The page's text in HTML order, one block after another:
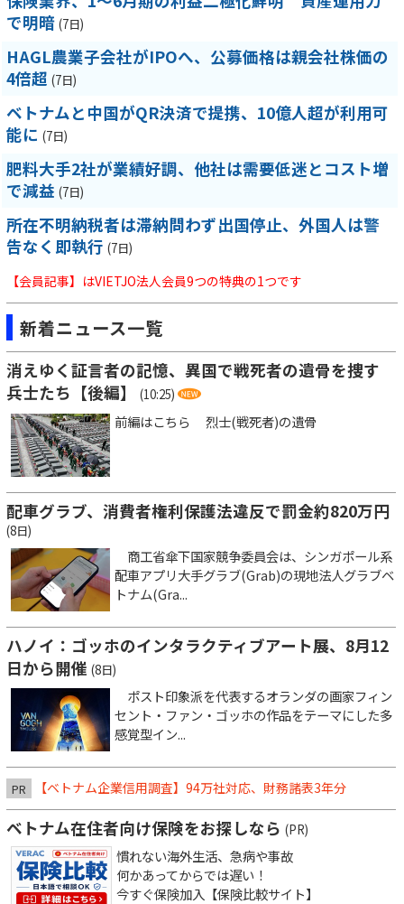
で明暗 (7日)
HAGL農業子会社がIPOへ、公募価格は親会社株価の
4倍超 (7日)
ベトナムと中国がQR決済で提携、10億人超が利用可
能に (7日)
肥料大手2社が業績好調、他社は需要低迷とコスト増
で減益 (7日)
所在不明納税者は滞納問わず出国停止、外国人は警
告なく即執行 (7日)
【会員記事】はVIETJO法人会員9つの特典の1つです
新着ニュース一覧
消えゆく証言者の記憶、異国で戦死者の遺骨を捜す
兵士たち【後編】
(10:25)
前編はこちら 烈士(戦死者)の遺骨
配車グラブ、消費者権利保護法違反で罰金約820万円
(8日)
商工省傘下国家競争委員会は、シンガポール系
配車アプリ大手グラブ(Grab)の現地法人グラブベ
トナム(Gra...
ハノイ：ゴッホのインタラクティブアート展、8月12
日から開催 (8日)
ポスト印象派を代表するオランダの画家フィン
セント・ファン・ゴッホの作品をテーマにした多
感覚型イン...
PR 【ベトナム企業信用調査】94万社対応、財務諸表3年分
ベトナム在住者向け保険をお探しなら (PR)
慣れない海外生活、急病や事故
何かあってからでは遅い！
今すぐ保険加入【保険比較サイト】